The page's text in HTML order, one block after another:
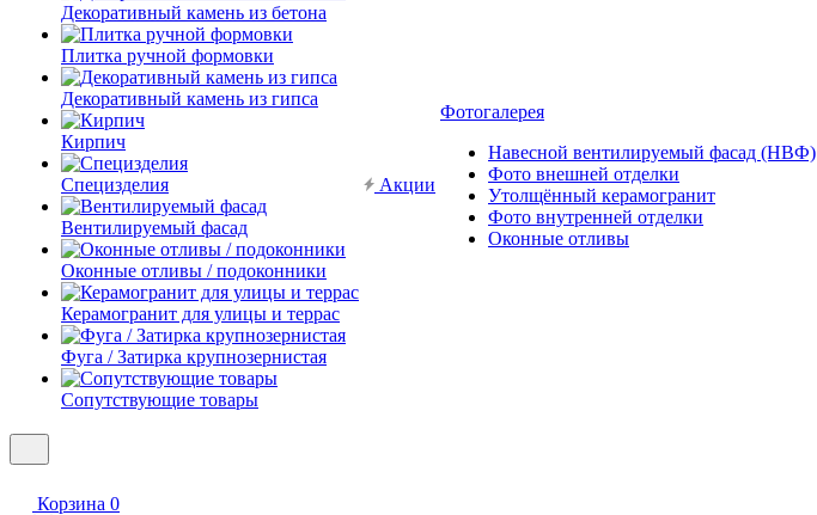
Декоративный камень из бетона
Плитка ручной формовки
Декоративный камень из гипса
Кирпич
Специзделия
Вентилируемый фасад
Оконные отливы / подоконники
Керамогранит для улицы и террас
Фуга / Затирка крупнозернистая
Сопутствующие товары
Акции
Фотогалерея
Навесной вентилируемый фасад (НВФ)
Фото внешней отделки
Утолщённый керамогранит
Фото внутренней отделки
Оконные отливы
Корзина 0